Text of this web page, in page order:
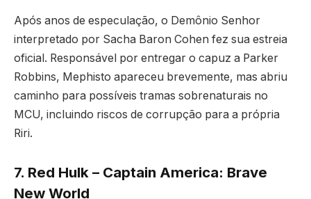
Após anos de especulação, o Demônio Senhor
interpretado por Sacha Baron Cohen fez sua estreia
oficial. Responsável por entregar o capuz a Parker
Robbins, Mephisto apareceu brevemente, mas abriu
caminho para possíveis tramas sobrenaturais no
MCU, incluindo riscos de corrupção para a própria
Riri.
7. Red Hulk – Captain America: Brave
New World